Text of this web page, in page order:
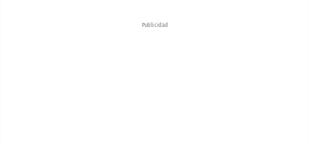
Publicidad